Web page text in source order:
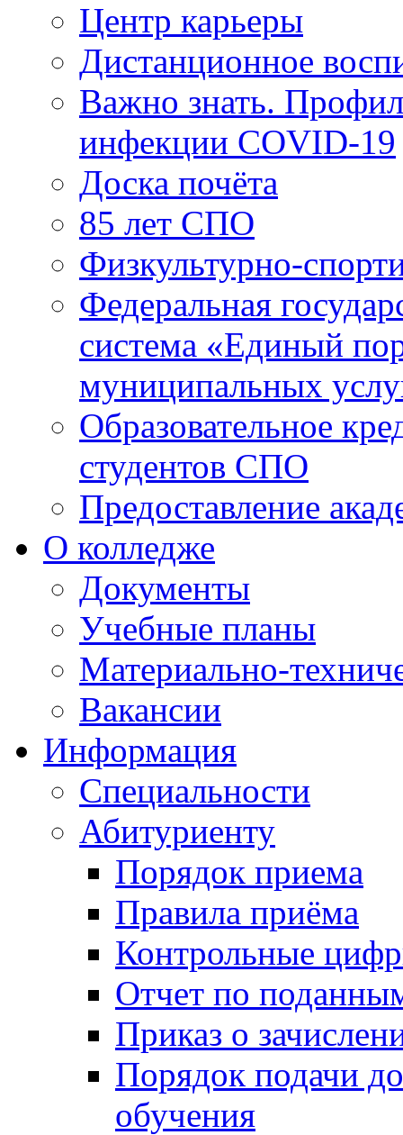
Центр карьеры
Дистанционное
Важно знать.
инфекции COVID-19
Доска почёта
85 лет СПО
Физкультурно-
Федеральная
система «Единый
муниципальных
Образовательное
студентов СПО
Предоставление
О колледже
Документы
Учебные планы
Материально-
Вакансии
Информация
Специальности
Абитуриенту
Порядок приема
Правила приёма
Контрольные
Отчет по
Приказ о
Порядок подачи
обучения